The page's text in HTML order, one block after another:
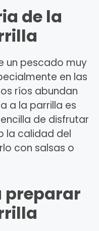
de la
un pescado muy
en las
ríos abundan
a la parrilla es
de disfrutar
la calidad del
con salsas o
preparar